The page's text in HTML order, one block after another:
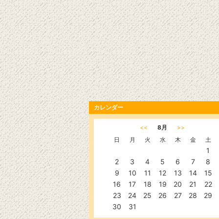
カレンダー
<< 8月
>>
日
月 火 水 木 金 土
1
2
3 4 5 6 7
8
9
10 11 12 13 14
15
16
17 18 19 20 21
22
23
24 25 26 27 28
29
30
31